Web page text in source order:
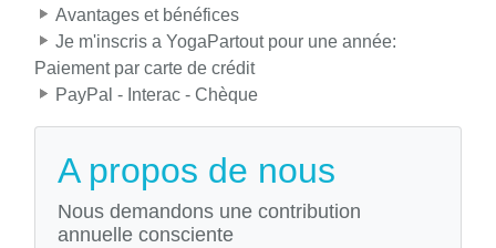
Avantages et bénéfices
Je m'inscris a YogaPartout pour une année:
Paiement par carte de crédit
PayPal - Interac - Chèque
A propos de nous
Nous demandons une contribution
annuelle consciente